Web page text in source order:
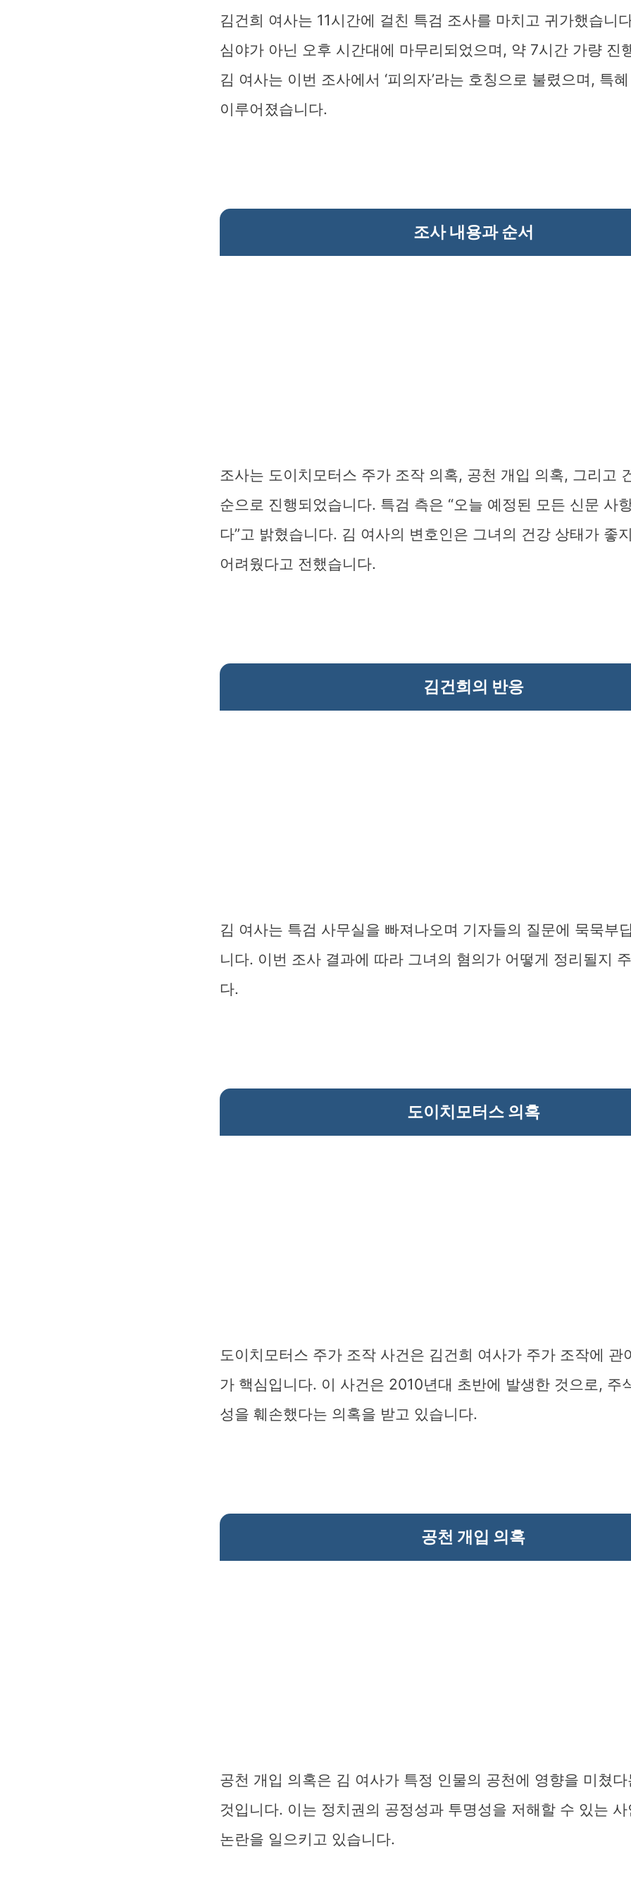
김건희 여사는 11시간에 걸친 특검 조사를 마치고 귀가했습니
심야가 아닌 오후 시간대에 마무리되었으며, 약 7시간 가량 진
김 여사는 이번 조사에서 ‘피의자’라는 호칭으로 불렸으며, 특
이루어졌습니다.
조사 내용과 순서
조사는 도이치모터스 주가 조작 의혹, 공천 개입 의혹, 그리고
순으로 진행되었습니다. 특검 측은 “오늘 예정된 모든 신문 사
다”고 밝혔습니다. 김 여사의 변호인은 그녀의 건강 상태가 좋
어려웠다고 전했습니다.
김건희의 반응
김 여사는 특검 사무실을 빠져나오며 기자들의 질문에 묵묵부
니다. 이번 조사 결과에 따라 그녀의 혐의가 어떻게 정리될지
다.
도이치모터스 의혹
도이치모터스 주가 조작 사건은 김건희 여사가 주가 조작에 관
가 핵심입니다. 이 사건은 2010년대 초반에 발생한 것으로, 주
성을 훼손했다는 의혹을 받고 있습니다.
공천 개입 의혹
공천 개입 의혹은 김 여사가 특정 인물의 공천에 영향을 미쳤
것입니다. 이는 정치권의 공정성과 투명성을 저해할 수 있는
논란을 일으키고 있습니다.